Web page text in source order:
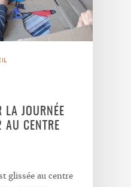
LA JOURNÉE
CENTRE
glissée au centre